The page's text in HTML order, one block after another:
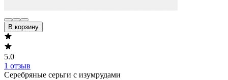
В корзину
5.0
1 отзыв
Серебряные серьги с изумрудами